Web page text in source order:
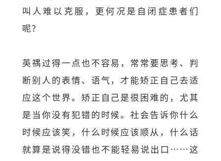
叫人难以克服，更何况是自闭症患者们
呢？
英禑过得一点也不容易，常常要思考、判
断别人的表情、语气，才能矫正自己去适
应这个世界。矫正自己是很困难的，尤其
是当你没有犯错的时候。社会告诉你什么
时候应该笑，什么时候应该顺从，什么话
就算是说得没错也不能轻易说出口⋯⋯这